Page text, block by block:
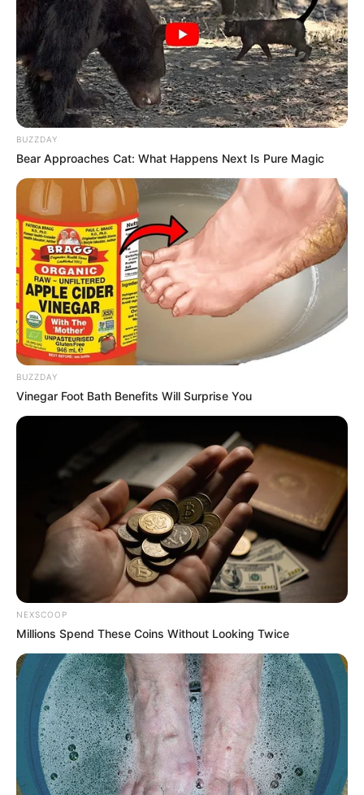
verir?
54 0 0
12:26 / 06 Avqust 2026 SİYASƏT
Ermənilərin Bakıdakı məhkəməsində
yekun qərar elan olundu
60 0
12:25 / 06 Avqust 2026 TİBB
Ayaqlarda limfostaz və şişkinliyin təbii
müalicəsi –Həkimdən XƏBƏRDARLIQ
56
BUZZDAY
Bear Approaches Cat: What Happens Next Is Pure Magic
BUZZDAY
Vinegar Foot Bath Benefits Will Surprise You
NEXSCOOP
Millions Spend These Coins Without Looking Twice